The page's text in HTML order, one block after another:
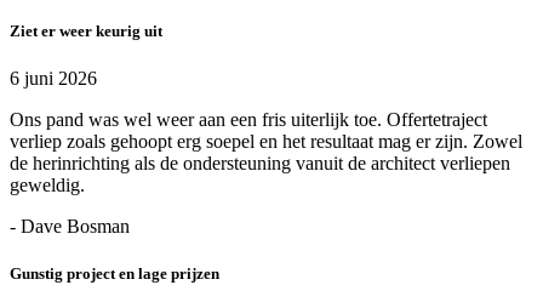
Ziet er weer keurig uit
6 juni 2026
Ons pand was wel weer aan een fris uiterlijk toe. Offertetraject
verliep zoals gehoopt erg soepel en het resultaat mag er zijn. Zowel
de herinrichting als de ondersteuning vanuit de architect verliepen
geweldig.
- Dave Bosman
Gunstig project en lage prijzen